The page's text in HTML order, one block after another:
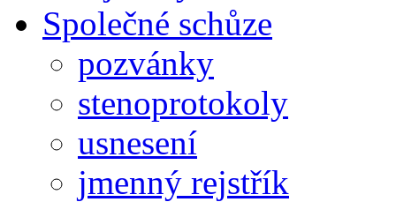
Společné schůze
pozvánky
stenoprotokoly
usnesení
jmenný rejstřík